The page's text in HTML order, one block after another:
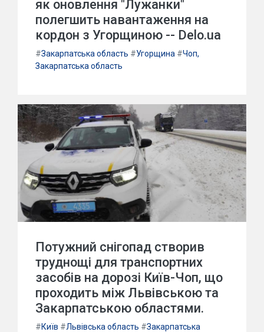
як оновлення "Лужанки"
полегшить навантаження на
кордон з Угорщиною -- Delo.ua
#Закарпатська область #Угорщина #Чоп,
Закарпатська область
Потужний снігопад створив
труднощі для транспортних
засобів на дорозі Київ-Чоп, що
проходить між Львівською та
Закарпатською областями.
#Київ #Львівська область #Закарпатська